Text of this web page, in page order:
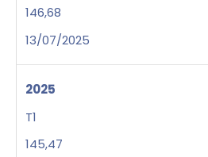
146,68
13/07/2025
2025
T1
145,47